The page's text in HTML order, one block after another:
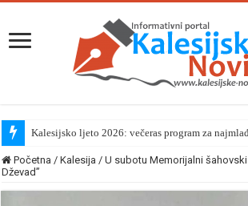
Kalesijsko ljeto 2026: večeras program za
Početna / Kalesija / U subotu Memorijalni šahovski
Dževad”